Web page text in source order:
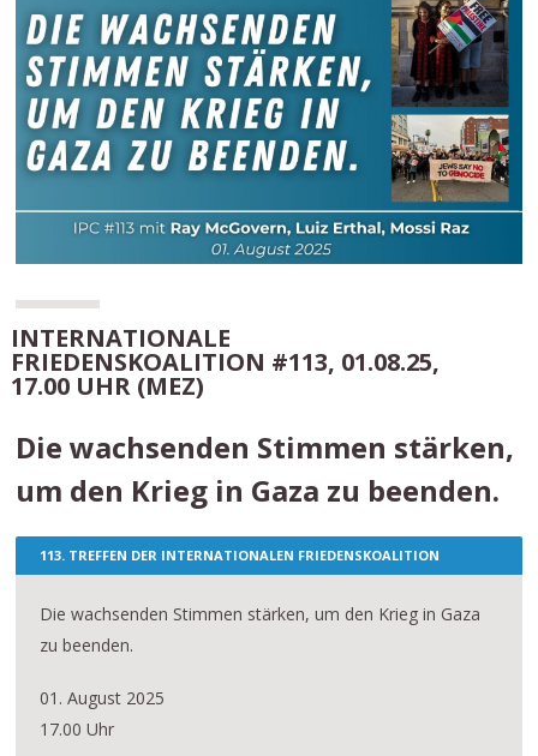
INTERNATIONALE
FRIEDENSKOALITION #113, 01.08.25,
17.00 UHR (MEZ)
Die wachsenden Stimmen stärken,
um den Krieg in Gaza zu beenden.
113. TREFFEN DER INTERNATIONALEN FRIEDENSKOALITION
Die wachsenden Stimmen stärken, um den Krieg in Gaza
zu beenden.
01. August 2025
17.00 Uhr